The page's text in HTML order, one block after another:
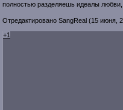
полностью разделяешь идеалы
Отредактировано SangReal (15 июня,
+1